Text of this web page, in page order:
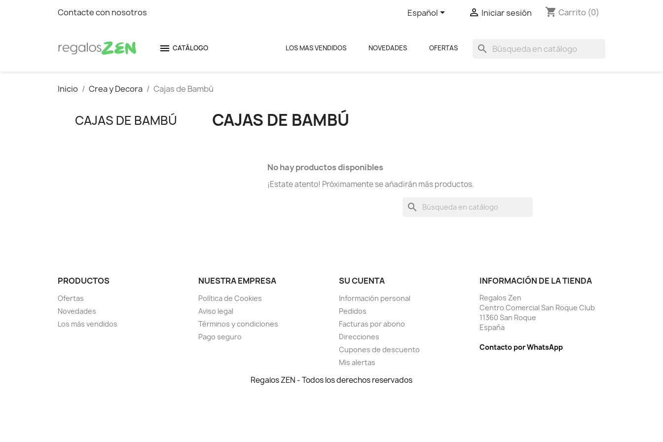
Contacte con nosotros Español  Iniciar sesión shopping_cart Carrito (0)
search
OFERTAS
NOVEDADES
LOS MAS VENDIDOS
 CATÁLOGO
Inicio Crea y Decora Cajas de Bambú
CAJAS DE BAMBÚ CAJAS DE BAMBÚ
No hay productos disponibles
¡Estate atento! Próximamente se añadirán más productos.
search
PRODUCTOS
Ofertas
Novedades
Los más vendidos
NUESTRA EMPRESA
Política de Cookies
Aviso legal
Términos y condiciones
Pago seguro
SU CUENTA
Información personal
Pedidos
Facturas por abono
Direcciones
Cupones de descuento
Mis alertas
INFORMACIÓN DE LA TIENDA
Regalos Zen
Centro Comercial San Roque Club
11360 San Roque
España
Contacto por WhatsApp
Regalos ZEN - Todos los derechos reservados